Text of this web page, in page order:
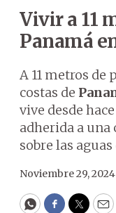
Vivir a 11
Panamá
A 11 metros de
costas de
vive desde
adherida a
sobre las
Noviembre 29, 2024